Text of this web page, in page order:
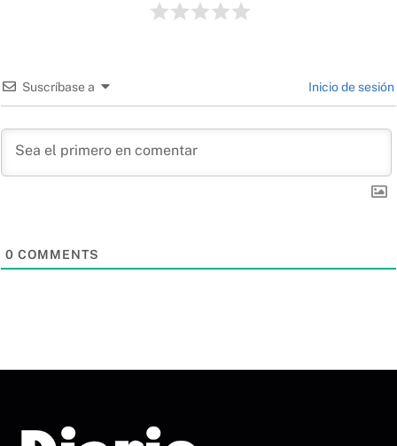
Suscríbase a Inicio de sesión
0 COMMENTS